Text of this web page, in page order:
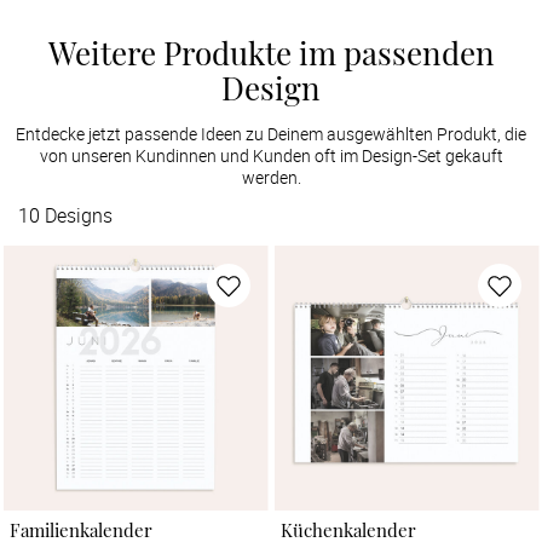
Weitere Produkte im passenden
Design
Entdecke jetzt passende Ideen zu Deinem ausgewählten Produkt, die
von unseren Kundinnen und Kunden oft im Design-Set gekauft
werden.
10 Designs
Familienkalender Küchenkalender